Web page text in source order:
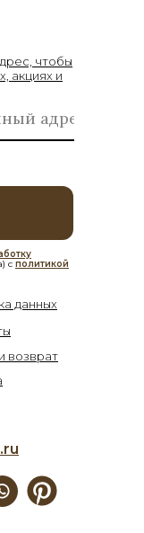
возврат
чтобы
акциях и
данных
с политикой